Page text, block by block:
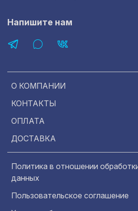
О КОМПАНИИ
КОНТАКТЫ
ОПЛАТА
ДОСТАВКА
Политика в отношении
данных
Пользовательское соглашение
Напишите нам